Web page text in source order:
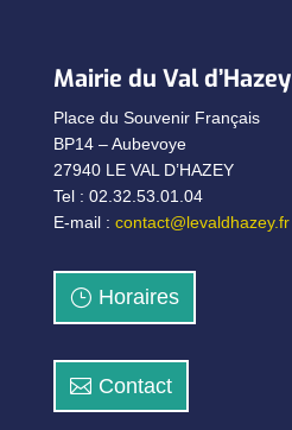
Mairie du Val d’Hazey
Place du Souvenir Français
BP14 – Aubevoye
27940 LE VAL D’HAZEY
Tel : 02.32.53.01.04
E-mail : contact@levaldhazey.fr
Horaires
Contact